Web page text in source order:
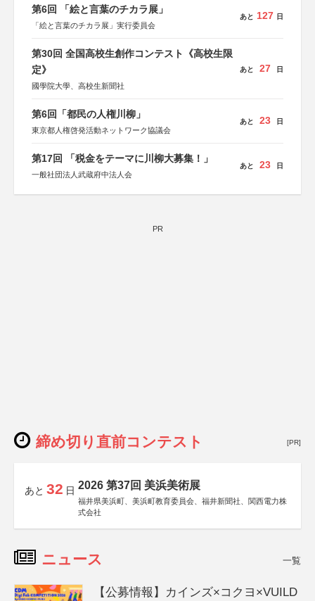
第6回 「絵と言葉のチカラ展」
「絵と言葉のチカラ展」実行委員会
あと 127 日
第30回 全国高校生創作コンテスト《高校生限
定》
國學院大學、高校生新聞社
あと 27 日
第6回「都民の人権川柳」
東京都人権啓発活動ネットワーク協議会
あと 23 日
第17回 「税金をテーマに川柳大募集！」
一般社団法人武蔵府中法人会
あと 23 日
PR
締め切り直前コンテスト [PR]
あと 32 日 2026 第37回 美浜美術展
福井県美浜町、美浜町教育委員会、福井新聞社、関西電力株
式会社
ニュース 一覧
【公募情報】カインズ×コクヨ×VUILD